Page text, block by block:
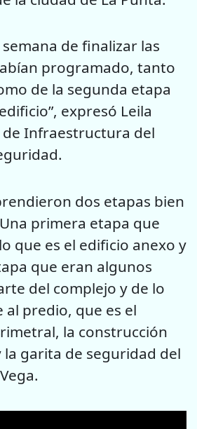
de finalizar las
programado, tanto
de la segunda etapa
expresó Leila
Infraestructura del
dos etapas bien
primera etapa que
que es el edificio anexo y
que eran algunos
del complejo y de lo
predio, que es el
la construcción
la garita de seguridad del